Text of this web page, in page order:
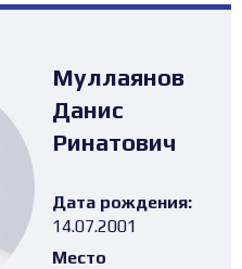
Муллаянов
Данис
Ринатович
Дата рождения:
14.07.2001
Место